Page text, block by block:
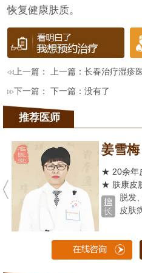
恢复健康肤质。
上一篇： 上一篇：长春治疗湿疹
下一篇： 下一篇：没有了
推荐医师
姜雪梅
★ 20余年
★ 肤康皮
脱发
皮肤